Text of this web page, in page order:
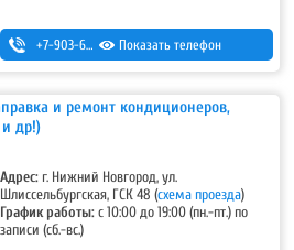
+7-903-600-41-19 Показать телефон
и ремонт кондиционеров,
др!)
Адрес: г. Нижний Новгород, ул.
Шлиссельбургская, ГСК 48 (схема проезда)
График работы:с 10:00 до 19:00 (пн.-пт.) по
записи (сб.-вс.)